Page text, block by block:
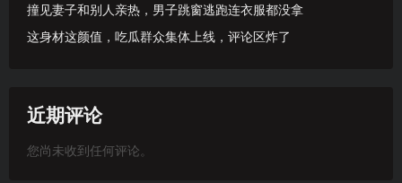
撞见妻子和别人亲热，男子跳窗逃跑连衣服都没拿
这身材这颜值，吃瓜群众集体上线，评论区炸了
近期评论
您尚未收到任何评论。